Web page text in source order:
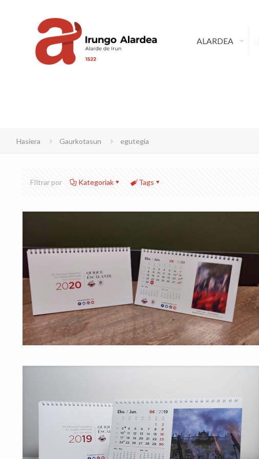
ALARDEA
Hasiera Gaurkotasun egutegia
FIltrar por Kategoriak Tags